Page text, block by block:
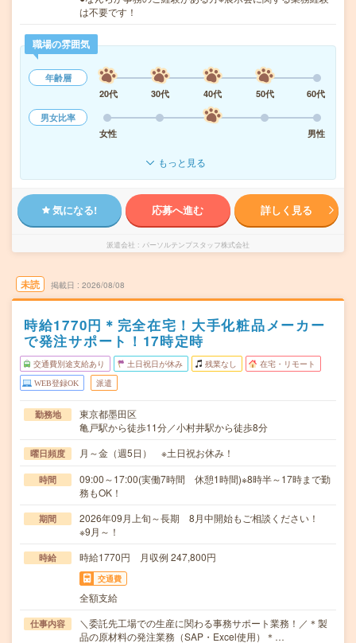
は不要です！
職場の雰囲気
年齢層
20代
30代 40代 50代
60代
男女比率
女性
男性
もっと見る
気になる! 応募へ進む 詳しく見る
派遣会社 パーソルテンプスタッフ株式会社
未読 掲載日 2026/08/08
時給1770円＊完全在宅！大手化粧品メーカー
で発注サポート！17時定時
交通費別途支給あり 土日祝日が休み 残業なし 在宅・リモート
WEB登録OK 派遣
勤務地
東京都墨田区
亀戸駅から徒歩11分／小村井駅から徒歩8分
曜日頻度 月～金（週5日） ※土日祝お休み！
時間
09:00～17:00(実働7時間 休憩1時間)※8時半～17時まで勤
務もOK！
期間
2026年09月上旬～長期 8月中開始もご相談ください！
※9月～！
時給 時給1770円 月収例 247,800円
交通費
全額支給
仕事内容
＼委託先工場での生産に関わる事務サポート業務！／＊製
品の原材料の発注業務（SAP・Excel使用）＊…